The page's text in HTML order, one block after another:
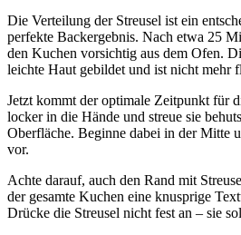
Die Verteilung der Streusel ist ein
perfekte Backergebnis. Nach etwa 25
den Kuchen vorsichtig aus dem Ofen.
leichte Haut gebildet und ist nicht mehr
Jetzt kommt der optimale Zeitpunkt für
locker in die Hände und streue sie
Oberfläche. Beginne dabei in der Mitte
vor.
Achte darauf, auch den Rand mit
der gesamte Kuchen eine knusprige
Drücke die Streusel nicht fest an – sie